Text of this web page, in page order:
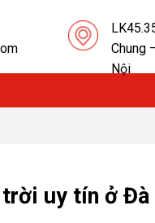
Chung
Nội
uy tín ở Đà